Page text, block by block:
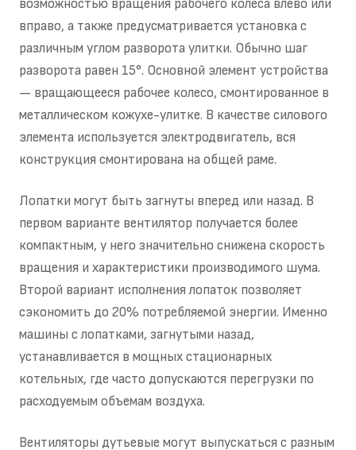
возможностью вращения рабочего колеса влево или
вправо, а также предусматривается установка с
различным углом разворота улитки. Обычно шаг
разворота равен 15°. Основной элемент устройства
— вращающееся рабочее колесо, смонтированное в
металлическом кожухе-улитке. В качестве силового
элемента используется электродвигатель, вся
конструкция смонтирована на общей раме.
Лопатки могут быть загнуты вперед или назад. В
первом варианте вентилятор получается более
компактным, у него значительно снижена скорость
вращения и характеристики производимого шума.
Второй вариант исполнения лопаток позволяет
сэкономить до 20% потребляемой энергии. Именно
машины с лопатками, загнутыми назад,
устанавливается в мощных стационарных
котельных, где часто допускаются перегрузки по
расходуемым объемам воздуха.
Вентиляторы дутьевые могут выпускаться с разным